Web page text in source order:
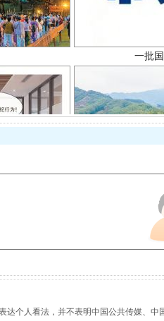
达个人看法，并不表明中国公共传媒、